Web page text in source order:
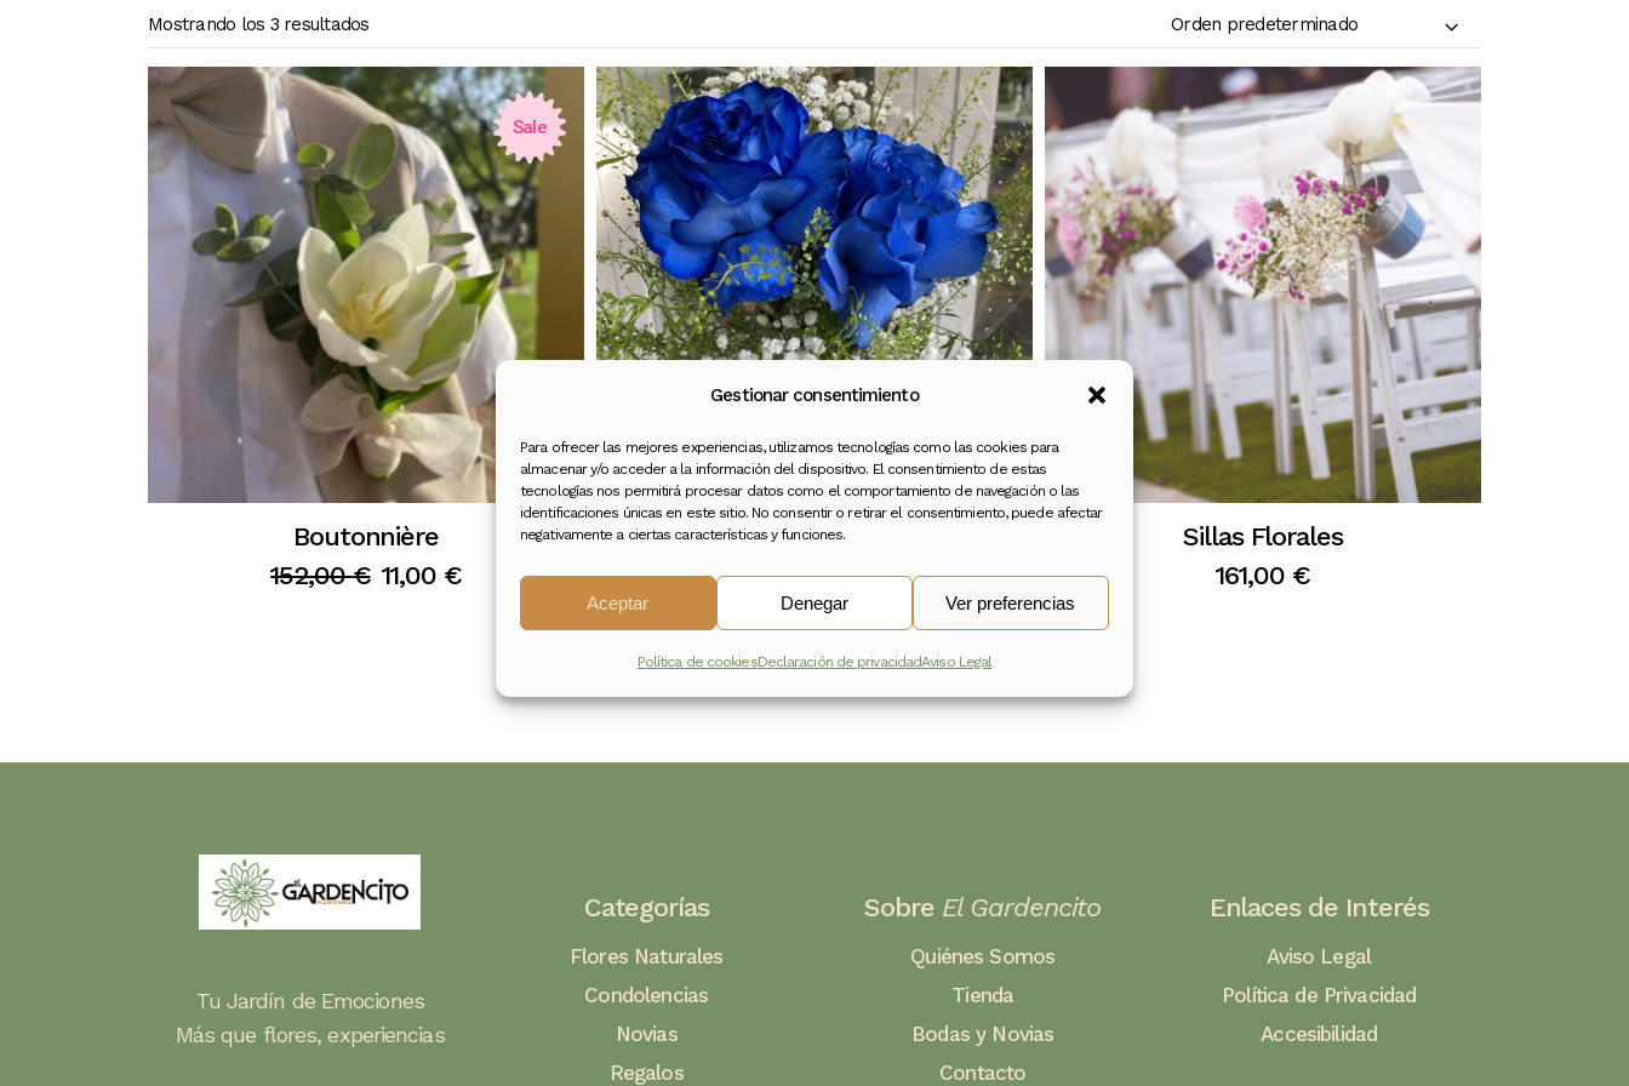
Gestionar consentimiento
Para ofrecer las mejores experiencias, utilizamos tecnologías como las cookies para
almacenar y/o acceder a la información del dispositivo. El consentimiento de estas
tecnologías nos permitirá procesar datos como el comportamiento de navegación o las
identificaciones únicas en este sitio. No consentir o retirar el consentimiento, puede afectar
negativamente a ciertas características y funciones.
Aceptar Denegar Ver preferencias
Política de cookiesDeclaración de privacidadAviso Legal
Mostrando los 3 resultados Orden predeterminado
Sale
Boutonnière
152,00€El11,00 €
El
Ramo de Novia
163,00€
Sillas Florales
161,00 €
Tu Jardín de Emociones
Más que flores, experiencias
Categorías
Flores Naturales
Condolencias
Novias
Regalos
Sobre El Gardencito
Quiénes Somos
Tienda
Bodas y Novias
Contacto
Enlaces de Interés
Aviso Legal
Política de Privacidad
Accesibilidad